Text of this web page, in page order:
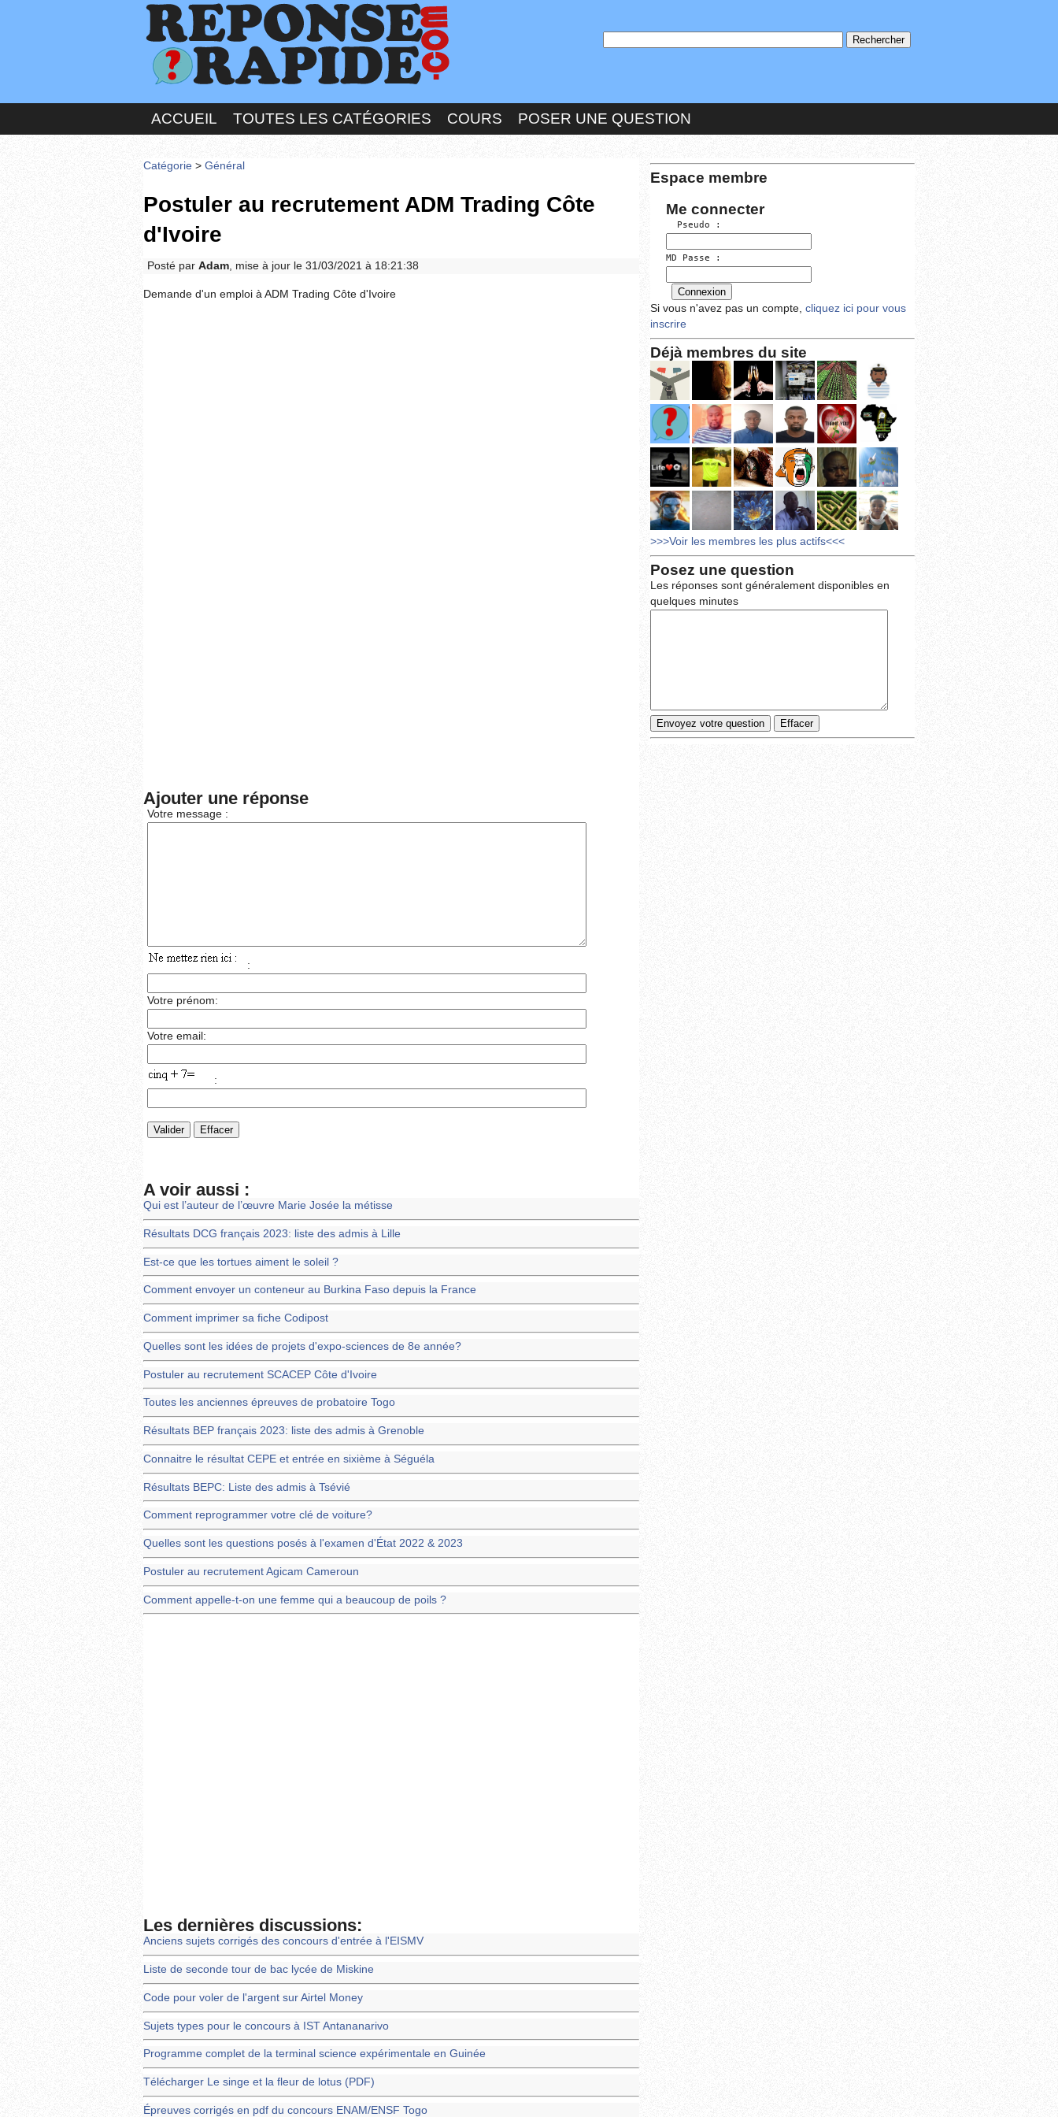
ACCUEIL TOUTES LES CATÉGORIES COURS POSER UNE QUESTION
Catégorie > Général
Postuler au recrutement ADM Trading Côte
d'Ivoire
Posté par Adam , mise à jour le 31/03/2021 à 18:21:38
Demande d'un emploi à ADM Trading Côte d'Ivoire
Ajouter une réponse
Votre message :
:
Votre prénom:
Votre email:
:
A voir aussi :
Qui est l’auteur de l’œuvre Marie Josée la métisse
Résultats DCG français 2023: liste des admis à Lille
Est-ce que les tortues aiment le soleil ?
Comment envoyer un conteneur au Burkina Faso depuis la France
Comment imprimer sa fiche Codipost
Quelles sont les idées de projets d'expo-sciences de 8e année?
Postuler au recrutement SCACEP Côte d'Ivoire
Toutes les anciennes épreuves de probatoire Togo
Résultats BEP français 2023: liste des admis à Grenoble
Connaitre le résultat CEPE et entrée en sixième à Séguéla
Résultats BEPC: Liste des admis à Tsévié
Comment reprogrammer votre clé de voiture?
Quelles sont les questions posés à l'examen d'État 2022 & 2023
Postuler au recrutement Agicam Cameroun
Comment appelle-t-on une femme qui a beaucoup de poils ?
Les dernières discussions:
Anciens sujets corrigés des concours d'entrée à l'EISMV
Liste de seconde tour de bac lycée de Miskine
Code pour voler de l'argent sur Airtel Money
Sujets types pour le concours à IST Antananarivo
Programme complet de la terminal science expérimentale en Guinée
Télécharger Le singe et la fleur de lotus (PDF)
Épreuves corrigés en pdf du concours ENAM/ENSF Togo
Espace membre
Me connecter
  Pseudo :
MD Passe :
Si vous n'avez pas un compte, cliquez ici pour vous
inscrire
Déjà membres du site
>>>Voir les membres les plus actifs<<<
Posez une question
Les réponses sont généralement disponibles en
quelques minutes